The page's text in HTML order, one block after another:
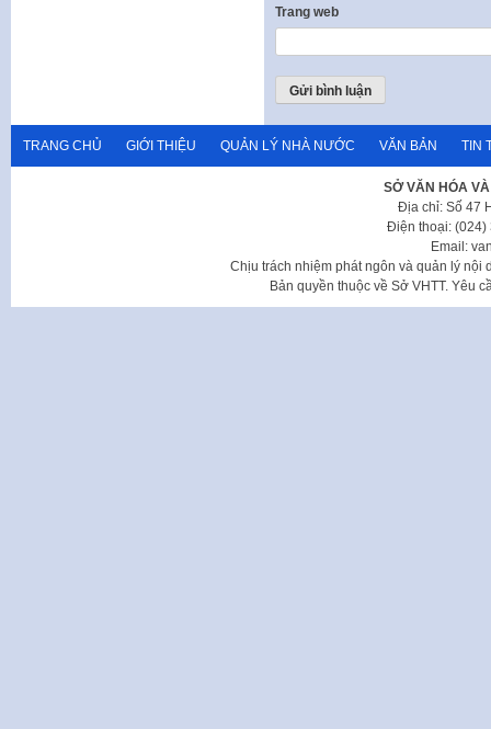
Trang web
TRANG CHỦ GIỚI THIỆU QUẢN LÝ NHÀ NƯỚC VĂN BẢN TIN
SỞ VĂN HÓA
Địa chỉ: Số 47
Điện thoại: (024)
Email:
Chịu trách nhiệm phát ngôn và quản lý nội
Bản quyền thuộc về Sở VHTT. Yêu